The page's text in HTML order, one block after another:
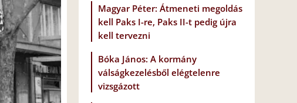
Magyar Péter: Átmeneti megoldás
kell Paks I-re, Paks II-t pedig újra
kell tervezni
Bóka János: A kormány
válságkezelésből elégtelenre
vizsgázott